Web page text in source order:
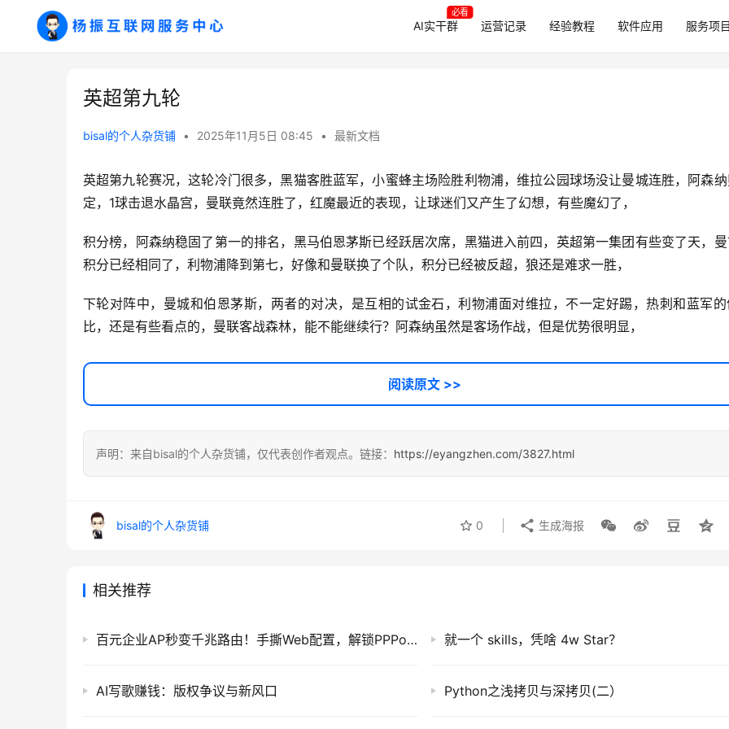
AI实干群
必看
运营记录 经验教程 软件应用 服务项
英超第九轮
bisal的个人杂货铺 • 2025年11月5日 08:45 • 最新文档
英超第九轮赛况，这轮冷门很多，黑猫客胜蓝军，小蜜蜂主场险胜利物浦，维拉公园球场没让曼城连胜，阿森
定，1球击退水晶宫，曼联竟然连胜了，红魔最近的表现，让球迷们又产生了幻想，有些魔幻了，
积分榜，阿森纳稳固了第一的排名，黑马伯恩茅斯已经跃居次席，黑猫进入前四，英超第一集团有些变了天，
积分已经相同了，利物浦降到第七，好像和曼联换了个队，积分已经被反超，狼还是难求一胜，
下轮对阵中，曼城和伯恩茅斯，两者的对决，是互相的试金石，利物浦面对维拉，不一定好踢，热刺和蓝军
比，还是有些看点的，曼联客战森林，能不能继续行？阿森纳虽然是客场作战，但是优势很明显，
阅读原文 >>
声明：来自bisal的个人杂货铺，仅代表创作者观点。链接： https://eyangzhen.com/3827.html
bisal的个人杂货铺 0 生成海报
相关推荐
百元企业AP秒变千兆路由！手撕Web配置，解锁PPPoE/NAT隐藏技能 就一个 skills，凭啥 4w Star？
AI写歌赚钱：版权争议与新风口 Python之浅拷贝与深拷贝(二）